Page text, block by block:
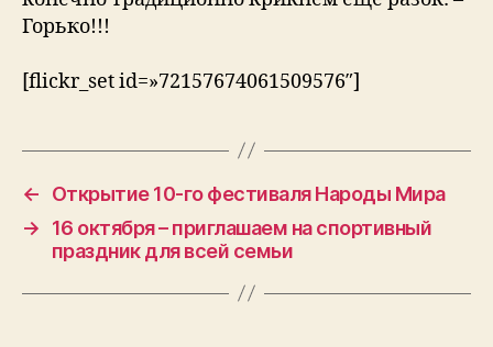
Горько!!!
[flickr_set id=»72157674061509576″]
←
Открытие 10-го фестиваля Народы Мира
→
16 октября – приглашаем на спортивный
праздник для всей семьи